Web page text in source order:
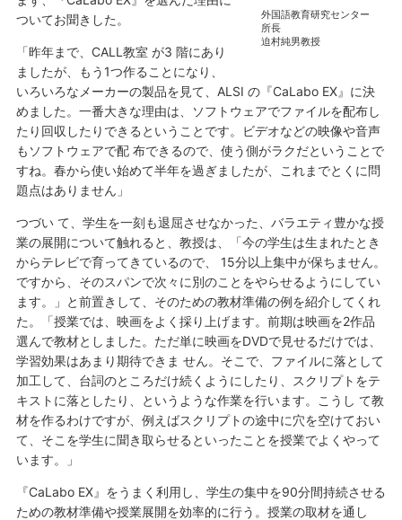
外国語教育研究センター
所長
迫村純男教授
ついてお聞きした。
「昨年まで、CALL教室 が3 階にあり
ましたが、もう1つ作ることになり、
いろいろなメーカーの製品を見て、ALSI の『CaLabo EX』に決
めました。一番大きな理由は、ソフトウェアでファイルを配布し
たり回収したりできるということです。ビデオなどの映像や音声
もソフトウェアで配 布できるので、使う側がラクだということで
すね。春から使い始めて半年を過ぎましたが、これまでとくに問
題点はありません」
つづい て、学生を一刻も退屈させなかった、バラエティ豊かな授
業の展開について触れると、教授は、「今の学生は生まれたとき
からテレビで育ってきているので、 15分以上集中が保ちません。
ですから、そのスパンで次々に別のことをやらせるようにしてい
ます。」と前置きして、そのための教材準備の例を紹介してくれ
た。「授業では、映画をよく採り上げます。前期は映画を2作品
選んで教材としました。ただ単に映画をDVDで見せるだけでは、
学習効果はあまり期待できま せん。そこで、ファイルに落として
加工して、台詞のところだけ続くようにしたり、スクリプトをテ
キストに落としたり、というような作業を行います。こうし て教
材を作るわけですが、例えばスクリプトの途中に穴を空けておい
て、そこを学生に聞き取らせるといったことを授業でよくやって
います。」
『CaLabo EX』をうまく利用し、学生の集中を90分間持続させる
ための教材準備や授業展開を効率的に行う。授業の取材を通し